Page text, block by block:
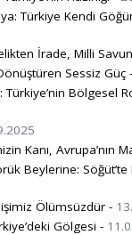
Türkiye Kendi
İrade, Milli
Sessiz Güç -
Türkiye’nin Bölgesel
Kanı, Avrupa’nın
Beylerine:
Ölümsüzdür -
Gölgesi -